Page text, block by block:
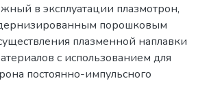
в эксплуатации плазмотрон,
порошковым
плазменной наплавки
с использованием для
постоянно-импульсного